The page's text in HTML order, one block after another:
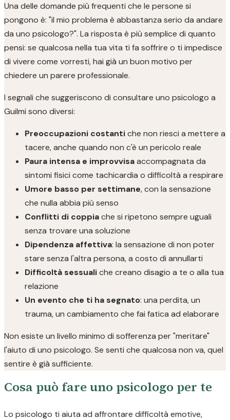
Una delle domande più frequenti che le persone si
pongono è: "il mio problema è abbastanza serio da andare
da uno psicologo?". La risposta è più semplice di quanto
pensi: se qualcosa nella tua vita ti fa soffrire o ti impedisce
di vivere come vorresti, hai già un buon motivo per
chiedere un parere professionale.
I segnali che suggeriscono di consultare uno psicologo a
Guilmi sono diversi:
Preoccupazioni costantiche non riesci a mettere a
tacere, anche quando non c'è un pericolo reale
Paura intensa e improvvisaaccompagnata da
sintomi fisici come tachicardia o difficoltà a respirare
Umore basso per settimane, con la sensazione
che nulla abbia più senso
Conflitti di coppiache si ripetono sempre uguali
senza trovare una soluzione
Dipendenza affettiva: la sensazione di non poter
stare senza l'altra persona, a costo di annullarti
Difficoltà sessualiche creano disagio a te o alla tua
relazione
Un evento che ti ha segnato: una perdita, un
trauma, un cambiamento che fai fatica ad elaborare
Non esiste un livello minimo di sofferenza per "meritare"
l'aiuto di uno psicologo. Se senti che qualcosa non va, quel
sentire è già sufficiente.
Cosa può fare uno psicologo per te
Lo psicologo ti aiuta ad affrontare difficoltà emotive,